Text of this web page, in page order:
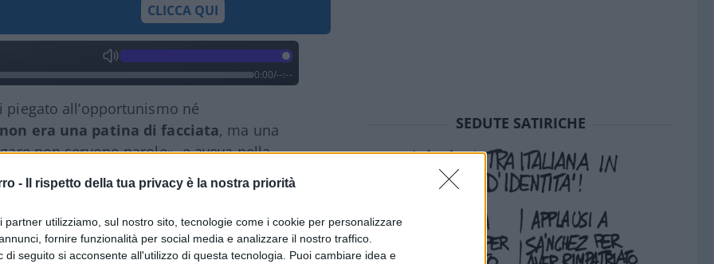
- Il rispetto della tua privacy è la nostra priorità
partner utilizziamo, sul nostro sito, tecnologie come i cookie per personalizzare
fornire funzionalità per social media e analizzare il nostro traffico.
di seguito si acconsente all'utilizzo di questa tecnologia. Puoi cambiare idea e
CLICCA QUI
0:00/--:--
all’opportunismo né
era una patina di facciata, ma una
non servono parole», e aveva nella
in un mondo rumoroso. Si batté
divorziati a ricevere la comunione, della
SEDUTE SATIRICHE